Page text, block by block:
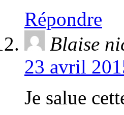
Répondre
Blaise
23 avril
Je salue